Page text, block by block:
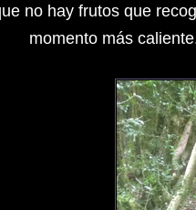
no hay frutos que
momento más